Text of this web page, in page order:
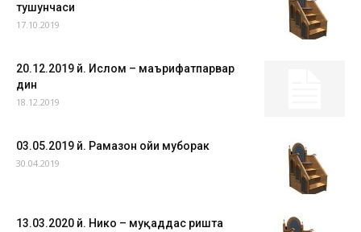
тушунчаси
17.10.2019
20.12.2019 й. Ислом – маърифатпарвар
дин
18.12.2019
03.05.2019 й. Рамазон ойи муборак
30.04.2019
13.03.2020 й. Никоҳ – муқаддас ришта